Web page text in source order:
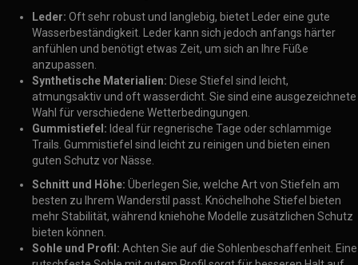
Leder: Oft sehr robust und langlebig, bietet Leder eine gute
Wasserbeständigkeit. Leder kann sich jedoch anfangs härter
anfühlen und benötigt etwas Zeit, um sich an Ihre Füße
anzupassen.
Synthetische Materialien: Diese Stiefel sind leicht,
atmungsaktiv und oft wasserdicht. Sie sind eine ausgezeichnete
Wahl für verschiedene Wetterbedingungen.
Gummistiefel: Ideal für regnerische Tage oder schlammige
Trails. Gummistiefel sind leicht zu reinigen und bieten einen
guten Schutz vor Nässe.
Schnitt und Höhe: Überlegen Sie, welche Art von Stiefeln am
besten zu Ihrem Wanderstil passt. Knöchelhohe Stiefel bieten
mehr Stabilität, während kniehohe Modelle zusätzlichen Schutz
bieten können.
Sohle und Profil: Achten Sie auf die Sohlenbeschaffenheit. Eine